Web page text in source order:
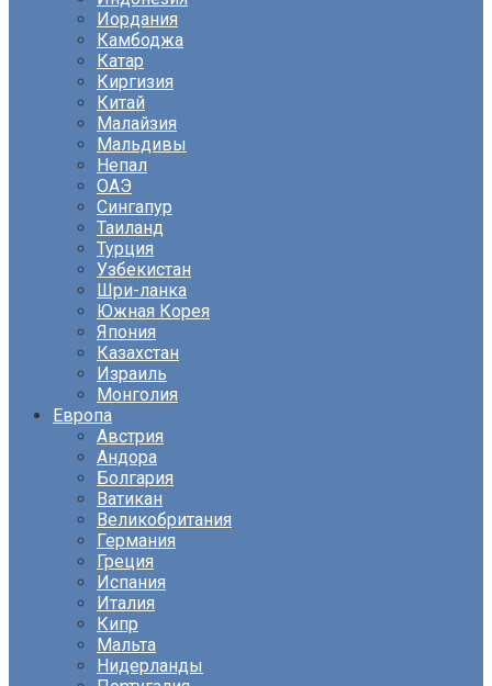
Иордания
Камбоджа
Катар
Киргизия
Китай
Малайзия
Мальдивы
Непал
ОАЭ
Сингапур
Таиланд
Турция
Узбекистан
Шри-ланка
Южная Корея
Япония
Казахстан
Израиль
Монголия
Европа
Австрия
Андора
Болгария
Ватикан
Великобритания
Германия
Греция
Испания
Италия
Кипр
Мальта
Нидерланды